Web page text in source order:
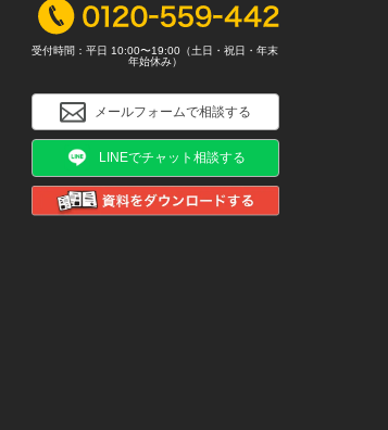
受付時間：平日 10:00〜19:00（土日・祝日・年末
年始休み）
メールフォームで相談する
LINEでチャット相談する